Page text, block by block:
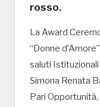
rosso.
La Award
“Donne
saluti Istituzionali
Simona Renata
Pari